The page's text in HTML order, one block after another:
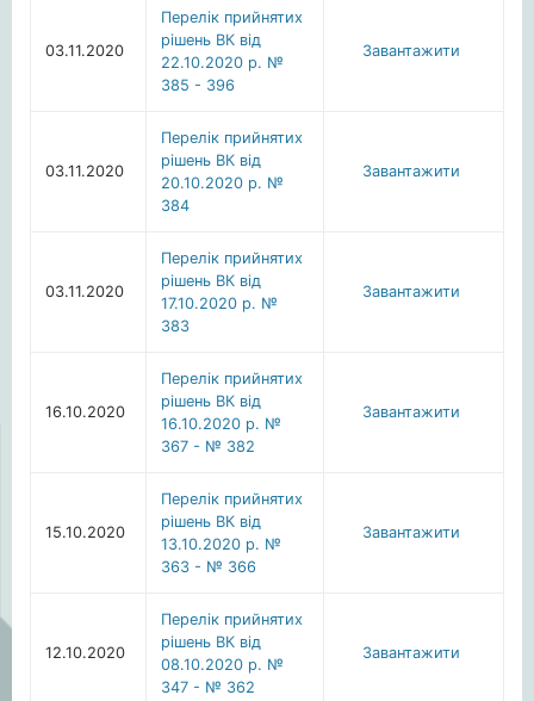
03.11.2020
Перелiк прийнятих
рiшень ВК від
22.10.2020 р. №
385 - 396
Завантажити
03.11.2020
Перелiк прийнятих
рiшень ВК від
20.10.2020 р. №
384
Завантажити
03.11.2020
Перелiк прийнятих
рiшень ВК від
17.10.2020 р. №
383
Завантажити
16.10.2020
Перелік прийнятих
рішень ВК від
16.10.2020 р. №
367 - № 382
Завантажити
15.10.2020
Перелік прийнятих
рішень ВК від
13.10.2020 р. №
363 - № 366
Завантажити
12.10.2020
Перелік прийнятих
рішень ВК від
08.10.2020 р. №
347 - № 362
Завантажити